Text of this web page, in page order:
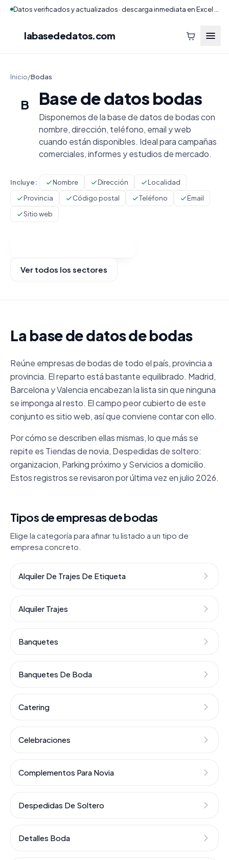
labasededatos.com
Inicio/Bodas
B Base de datos bodas
Disponemos de la base de datos de bodas con
nombre, dirección, teléfono, email y web
cuando están disponibles. Ideal para campañas
comerciales, informes y estudios de mercado.
Incluye: Nombre Dirección
Localidad
Provincia
Código postal Teléfono
Email
Sitio web
Ver todos los sectores
La base de datos de bodas
Reúne empresas de bodas de todo el país, provincia a
provincia. El reparto está bastante equilibrado. Madrid,
Barcelona y Valencia encabezan la lista sin que ninguna
se imponga al resto. El campo peor cubierto de este
conjunto es sitio web, así que conviene contar con ello.
Por cómo se describen ellas mismas, lo que más se
repite es Tiendas de novia, Despedidas de soltero:
organizacion, Parking próximo y Servicios a domicilio.
Estos registros se revisaron por última vez en julio 2026.
Tipos de empresas de bodas
Elige la categoría para afinar tu listado a un tipo de
empresa concreto.
Alquiler De Trajes De Etiqueta
Alquiler Trajes
Banquetes
Banquetes De Boda
Catering
Celebraciones
Complementos Para Novia
Despedidas De Soltero
Detalles Boda